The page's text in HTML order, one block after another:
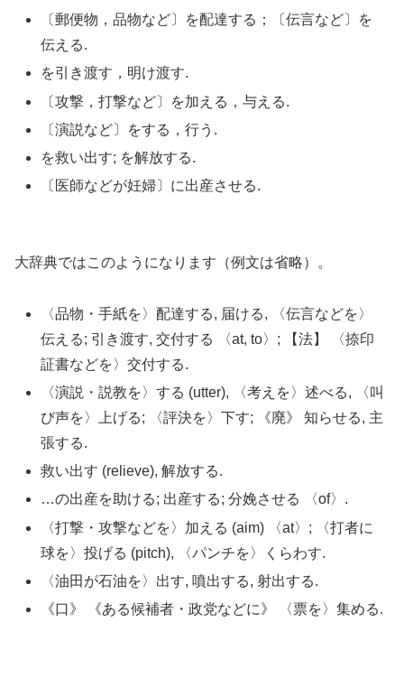
〔郵便物，品物など〕を配達する；〔伝言など〕を
伝える.
を引き渡す，明け渡す.
〔攻撃，打撃など〕を加える，与える.
〔演説など〕をする，行う.
を救い出す; を解放する.
〔医師などが妊婦〕に出産させる.
大辞典ではこのようになります（例文は省略）。
〈品物・手紙を〉配達する, 届ける, 〈伝言などを〉
伝える; 引き渡す, 交付する 〈at, to〉; 【法】 〈捺印
証書などを〉交付する.
〈演説・説教を〉する (utter), 〈考えを〉述べる, 〈叫
び声を〉上げる; 〈評決を〉下す; 《廃》 知らせる, 主
張する.
救い出す (relieve), 解放する.
…の出産を助ける; 出産する; 分娩させる 〈of〉.
〈打撃・攻撃などを〉加える (aim) 〈at〉; 〈打者に
球を〉投げる (pitch), 〈パンチを〉くらわす.
〈油田が石油を〉出す, 噴出する, 射出する.
《口》 《ある候補者・政党などに》 〈票を〉集める.